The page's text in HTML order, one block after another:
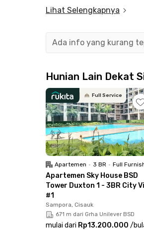
Sementara untuk menuju
Smartfren BSD, hanya
mahasiswa Universitas
perjalanan saja untuk
khawatir datang telat!
Mencari tempat makan
apartemen BSD City ini.
kunjungi, seperti
bisa kamu capai dalam 8
Fasilitas Apartemen
sudah berperabot
masak. Kamu juga bisa
memarkirkan
Lihat Selengkapnya
Ada info yang kurang
Hunian Lain Dekat
Full Service
Apartemen • 3 BR • Full
Apartemen Sky House BSD
Tower Duxton 1 - 3BR City
#1
Sampora, Cisauk
671 m dari Grha Unilever BSD
mulai dari Rp13.200.000 /